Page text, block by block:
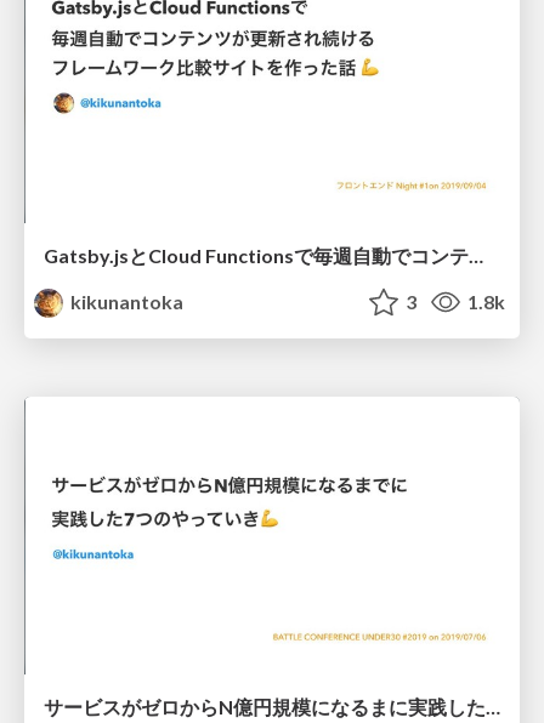
Gatsby.jsとCloud Functionsで毎週自動でコンテンツが更新され続けるフレームワーク比較サイトを作った話 / frontend_night_1
kikunantoka
3 1.8k
サービスがゼロからN億円規模になるまに実践した7つのやっていき / 7_yatteiki_battle_conference_u30_2019